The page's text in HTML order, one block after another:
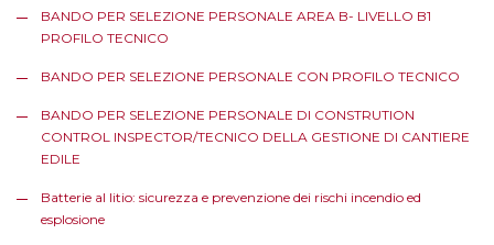
BANDO PER SELEZIONE PERSONALE AREA B- LIVELLO B1
PROFILO TECNICO
BANDO PER SELEZIONE PERSONALE CON PROFILO TECNICO
BANDO PER SELEZIONE PERSONALE DI CONSTRUTION
CONTROL INSPECTOR/TECNICO DELLA GESTIONE DI CANTIERE
EDILE
Batterie al litio: sicurezza e prevenzione dei rischi incendio ed
esplosione